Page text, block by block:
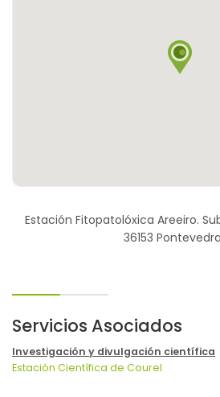
Estación Fitopatolóxica Areeiro.
36153
Servicios Asociados
Investigación y divulgación científica
Estación Científica de Courel